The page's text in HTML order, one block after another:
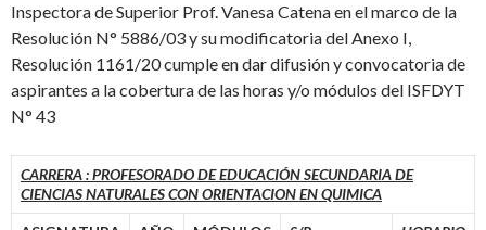
Inspectora de Superior Prof. Vanesa Catena en el marco de la
Resolución N° 5886/03 y su modificatoria del Anexo I,
Resolución 1161/20 cumple en dar difusión y convocatoria de
aspirantes a la cobertura de las horas y/o módulos del ISFDYT
N° 43
CARRERA : PROFESORADO DE EDUCACIÓN SECUNDARIA DE
CIENCIAS NATURALES CON ORIENTACION EN QUIMICA